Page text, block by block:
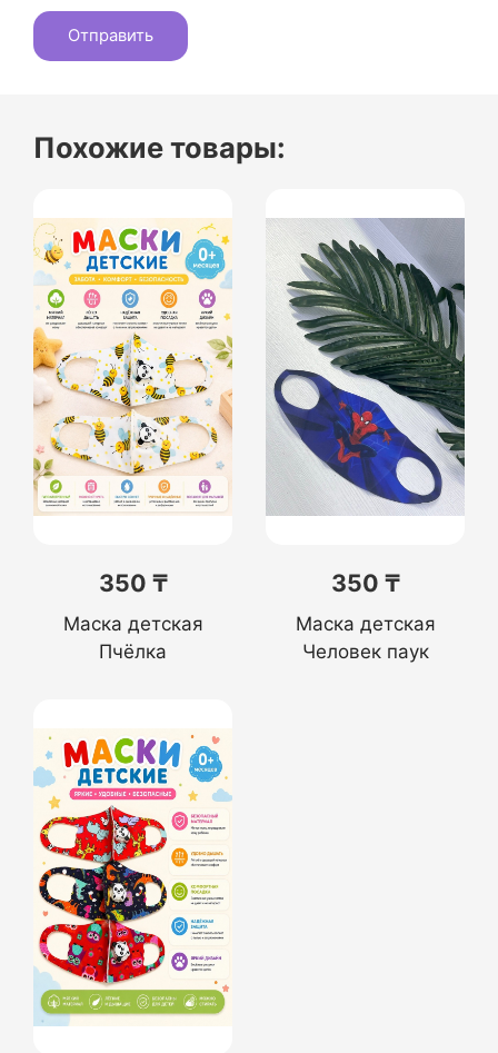
Похожие товары:
350 ₸
Маска детская
Пчёлка
350 ₸
Маска детская
Человек паук